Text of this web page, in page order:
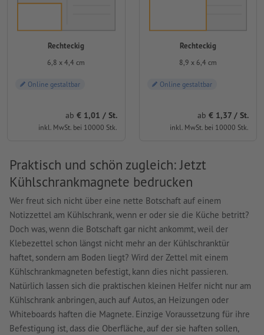
Rechteckig
6,8 x 4,4 cm
Online gestaltbar
ab 1,01 / St.
inkl. MwSt. bei 10000 Stk.
Rechteckig
8,9 x 6,4 cm
Online gestaltbar
ab 1,37 / St.
inkl. MwSt. bei 10000 Stk.
Praktisch und schön zugleich: Jetzt
Kühlschrankmagnete bedrucken
Wer freut sich nicht über eine nette Botschaft auf einem
Notizzettel am Kühlschrank, wenn er oder sie die Küche betritt?
Doch was, wenn die Botschaft gar nicht ankommt, weil der
Klebezettel schon längst nicht mehr an der Kühlschranktür
haftet, sondern am Boden liegt? Wird der Zettel mit einem
Kühlschrankmagneten befestigt, kann dies nicht passieren.
Natürlich lassen sich die praktischen kleinen Helfer nicht nur am
Kühlschrank anbringen, auch auf Autos, an Heizungen oder
Whiteboards haften die Magnete. Einzige Voraussetzung für ihre
Befestigung ist, dass die Oberfläche, auf der sie haften sollen,